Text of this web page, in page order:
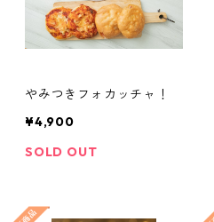
やみつきフォカッチャ！
¥4,900
SOLD OUT